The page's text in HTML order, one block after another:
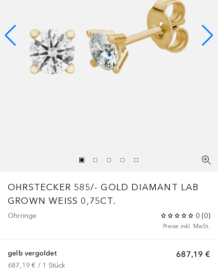
OHRSTECKER 585/- GOLD DIAMANT LAB
GROWN WEISS 0,75CT.
Ohrringe 0 (0)
Preise inkl. MwSt.
687,19 €
gelb vergoldet
687,19 € / 1 Stück